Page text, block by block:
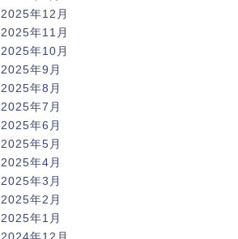
2025年12月
2025年11月
2025年10月
2025年9月
2025年8月
2025年7月
2025年6月
2025年5月
2025年4月
2025年3月
2025年2月
2025年1月
2024年12月